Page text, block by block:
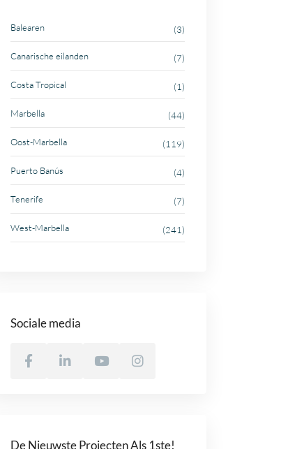
Balearen (3)
Canarische eilanden (7)
Costa Tropical (1)
Marbella (44)
Oost-Marbella (119)
Puerto Banús (4)
Tenerife (7)
West-Marbella (241)
Sociale media
De Nieuwste Projecten Als 1ste!